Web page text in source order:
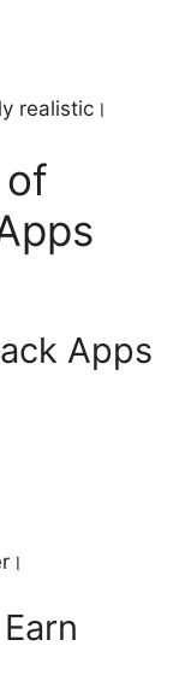
realistic।
of
Apps